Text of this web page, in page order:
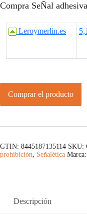
Compra SeÑal
Leroymerlin.es
Comprar el producto
GTIN: 8445187135114 SKU:
prohibición, Señalética Marca:
Descripción